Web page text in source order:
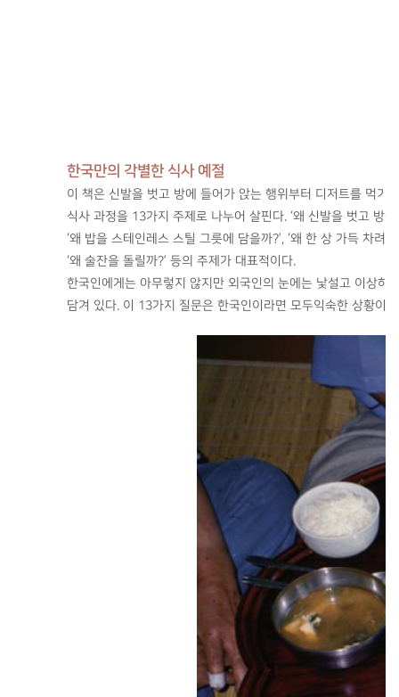
한국만의 각별한 식사 예절
이 책은 신발을 벗고 방에 들어가 앉는 행위부터 디저트를 먹기
식사 과정을 13가지 주제로 나누어 살핀다. ‘왜 신발을 벗고 방에
‘왜 밥을 스테인레스 스틸 그릇에 담을까?’, ‘왜 한 상 가득 차려놓
‘왜 술잔을 돌릴까?’ 등의 주제가 대표적이다.
한국인에게는 아무렇지 않지만 외국인의 눈에는 낯설고 이상
담겨 있다. 이 13가지 질문은 한국인이라면 모두익숙한 상황이